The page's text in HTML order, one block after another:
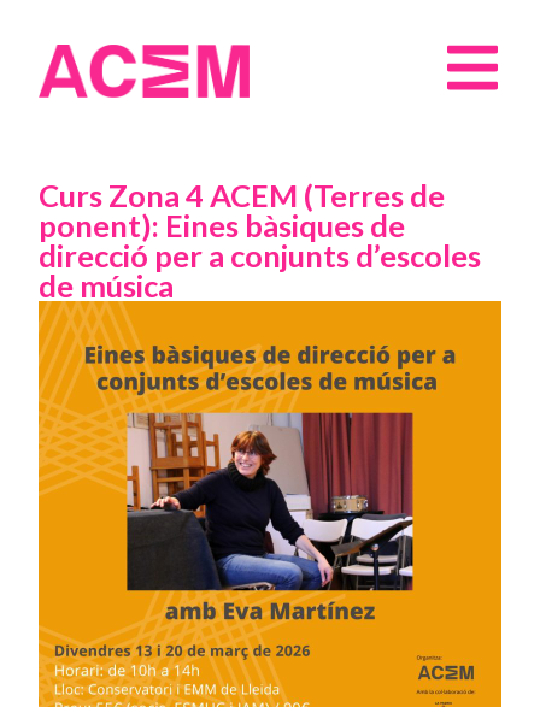
Curs Zona 4 ACEM (Terres de
ponent): Eines bàsiques de
direcció per a conjunts d’escoles
de música